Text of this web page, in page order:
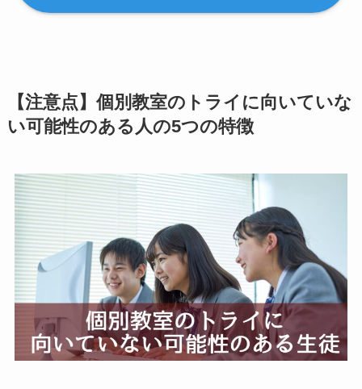
【注意点】個別教室のトライに向いていな
い可能性のある人の5つの特徴